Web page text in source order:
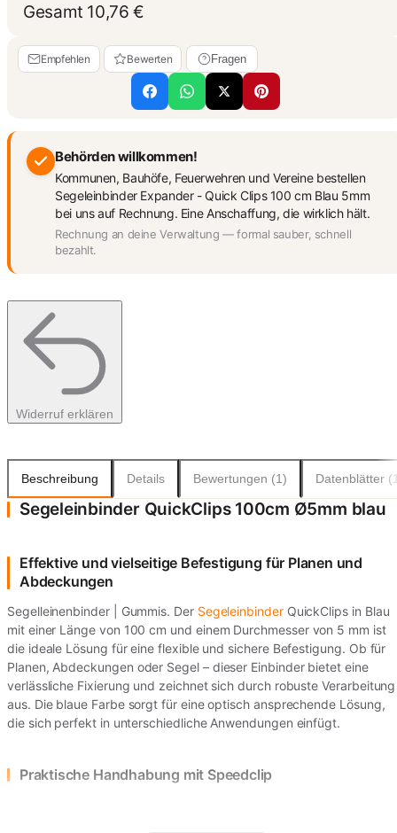
Gesamt 10,76 €
Empfehlen Bewerten Fragen
Behörden willkommen!
Kommunen, Bauhöfe, Feuerwehren und Vereine bestellen
Segeleinbinder Expander - Quick Clips 100 cm Blau 5mm
bei uns auf Rechnung. Eine Anschaffung, die wirklich hält.
Rechnung an deine Verwaltung — formal sauber, schnell
bezahlt.
Widerruf erklären
Beschreibung Details Bewertungen (1) Datenblätter
Segeleinbinder QuickClips 100cm Ø5mm blau
Effektive und vielseitige Befestigung für Planen und
Abdeckungen
Segelleinenbinder | Gummis. Der SegeleinbinderQuickClips in Blau
mit einer Länge von 100 cm und einem Durchmesser von 5 mm ist
die ideale Lösung für eine flexible und sichere Befestigung. Ob für
Planen, Abdeckungen oder Segel – dieser Einbinder bietet eine
verlässliche Fixierung und zeichnet sich durch robuste Verarbeitung
aus. Die blaue Farbe sorgt für eine optisch ansprechende Lösung,
die sich perfekt in unterschiedliche Anwendungen einfügt.
Praktische Handhabung mit Speedclip